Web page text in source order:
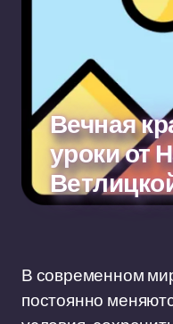
Вечная
уроки от
В современном
постоянно